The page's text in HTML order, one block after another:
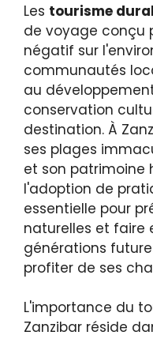
Les tourisme
de voyage conçu
négatif sur
communautés
au
conservation
destination. À
ses plages
et son patrimoine
l'adoption de
essentielle pour
naturelles et faire
générations
profiter de ses
L'importance du
Zanzibar réside